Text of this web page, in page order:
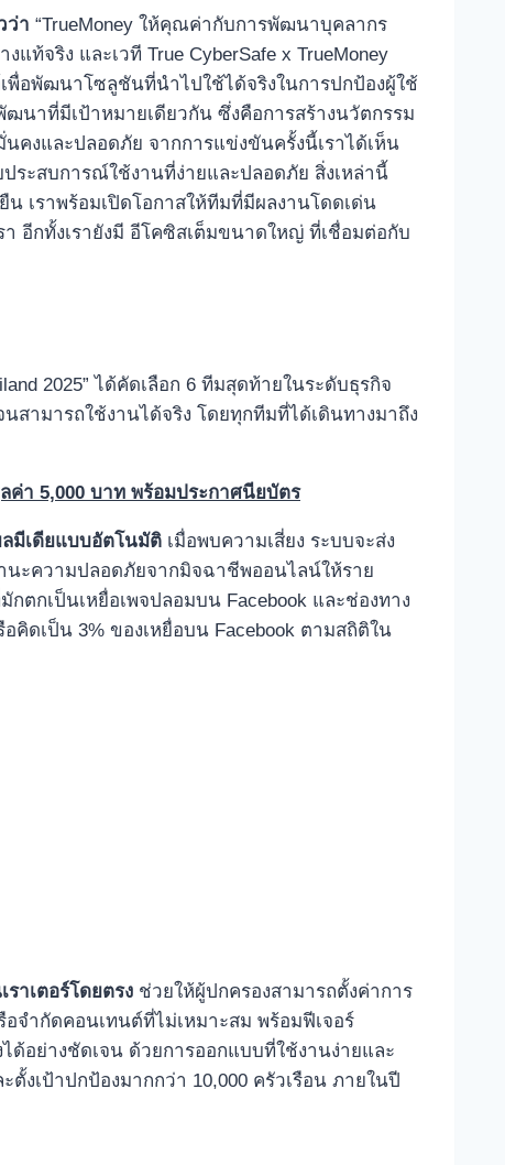
ว่า “TrueMoney ให้คุณค่ากับการพัฒนาบุคลากร
จริง และเวที True CyberSafe x TrueMoney
พื่อพัฒนาโซลูชันที่นำไปใช้ได้จริงในการปกป้องผู้ใช้
นาที่มีเป้าหมายเดียวกัน ซึ่งคือการสร้างนวัตกรรม
คงและปลอดภัย จากการแข่งขันครั้งนี้เราได้เห็น
ระสบการณ์ใช้งานที่ง่ายและปลอดภัย สิ่งเหล่านี้
เราพร้อมเปิดโอกาสให้ทีมที่มีผลงานโดดเด่น
อีกทั้งเรายังมี อีโคซิสเต็มขนาดใหญ่ ที่เชื่อมต่อกับ
2025” ได้คัดเลือก 6 ทีมสุดท้ายในระดับธุรกิจ
ามารถใช้งานได้จริง โดยทุกทีมที่ได้เดินทางมาถึง
ค่า 5,000 บาท พร้อมประกาศนียบัตร
มีเดียแบบอัตโนมัติ เมื่อพบความเสี่ยง ระบบจะส่ง
นะความปลอดภัยจากมิจฉาชีพออนไลน์ให้ราย
กเป็นเหยื่อเพจปลอมบน Facebook และช่องทาง
ดเป็น 3% ของเหยื่อบน Facebook ตามสถิติใน
าเตอร์โดยตรง ช่วยให้ผู้ปกครองสามารถตั้งค่าการ
จำกัดคอนเทนต์ที่ไม่เหมาะสม พร้อมฟีเจอร์
ด้อย่างชัดเจน ด้วยการออกแบบที่ใช้งานง่ายและ
งเป้าปกป้องมากกว่า 10,000 ครัวเรือน ภายในปี